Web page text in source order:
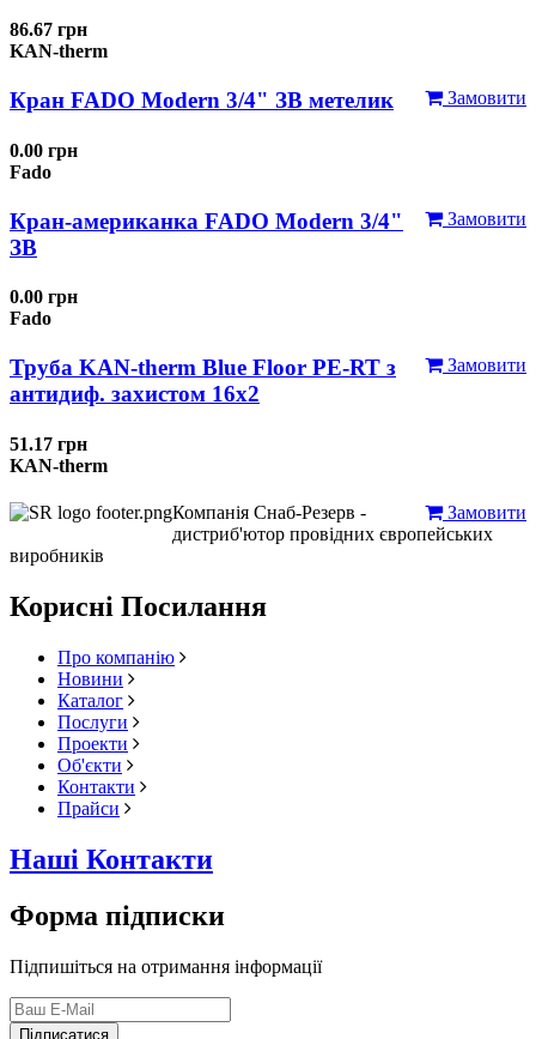
86.67 грн
KAN-therm
Замовити
Кран FADO Modern 3/4" ЗВ метелик
0.00 грн
Fado
Замовити
Кран-американка FADO Modern 3/4"
ЗВ
0.00 грн
Fado
Замовити
Труба KAN-therm Blue Floor PE-RT з
антидиф. захистом 16х2
51.17 грн
KAN-therm
Замовити
Компанія Снаб-Резерв -
дистриб'ютор провідних європейських
виробників
Корисні Посилання
Про компанію
Новини
Каталог
Послуги
Проекти
Об'єкти
Контакти
Прайси
Наші Контакти
Форма підписки
Підпишіться на отримання інформації
Підписатися